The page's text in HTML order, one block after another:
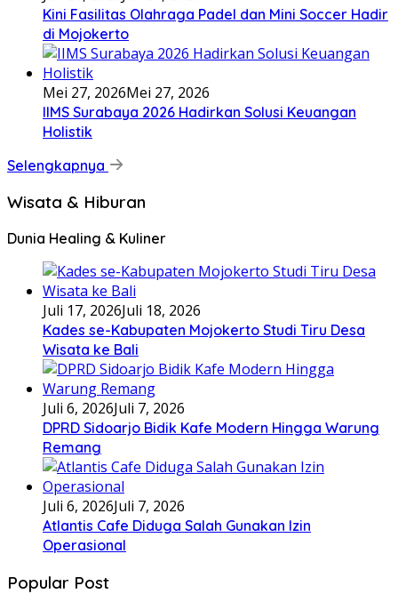
Kini Fasilitas Olahraga Padel dan Mini Soccer Hadir
di Mojokerto
Mei 27, 2026Mei 27, 2026
IIMS Surabaya 2026 Hadirkan Solusi Keuangan
Holistik
Selengkapnya
Wisata & Hiburan
Dunia Healing & Kuliner
Juli 17, 2026Juli 18, 2026
Kades se-Kabupaten Mojokerto Studi Tiru Desa
Wisata ke Bali
Juli 6, 2026Juli 7, 2026
DPRD Sidoarjo Bidik Kafe Modern Hingga Warung
Remang
Juli 6, 2026Juli 7, 2026
Atlantis Cafe Diduga Salah Gunakan Izin
Operasional
Popular Post